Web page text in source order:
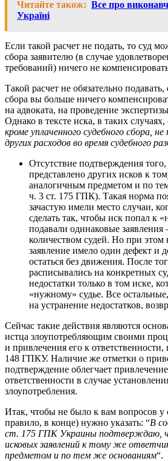
Читайте також: Все про
Україні
Если такой расчет не подать, то суд
сбора заявителю (в случае
требований) ничего не
Такой расчет не обязательно
сбора вы больше ничего
на адвоката, на проведение
Однако в тексте иска, в таких случаях,
кроме уплаченного судебного сбора,
других расходов во время судебного
Отсутствие подтверждения
представлено других исков к
аналогичным предметом и по
ч. 3 ст. 175 ГПК). Такая норма
зачастую имели место случаи,
сделать так, чтобы иск попал к
подавали одинаковые заявления
количеством судей. Но при этом
заявление имело один дефект и
остаться без движения. После
расписывались на конкретных
недостатки только в том иске,
«нужному» судье. Все
на устранение недостатков,
Сейчас такие действия являются
истца злоупотребляющим своими
и привлечения его к ответственности,
148 ГПКУ. Наличие же отметки о
подтверждение облегчает
ответственности в случае
злоупотребления.
Итак, чтобы не было к вам вопросов у
правило, в конце) нужно указать: “В
ст. 175 ГПК Украины подтверждаю,
исковых заявлений к тому же
предметом и по тем же основаниям“.